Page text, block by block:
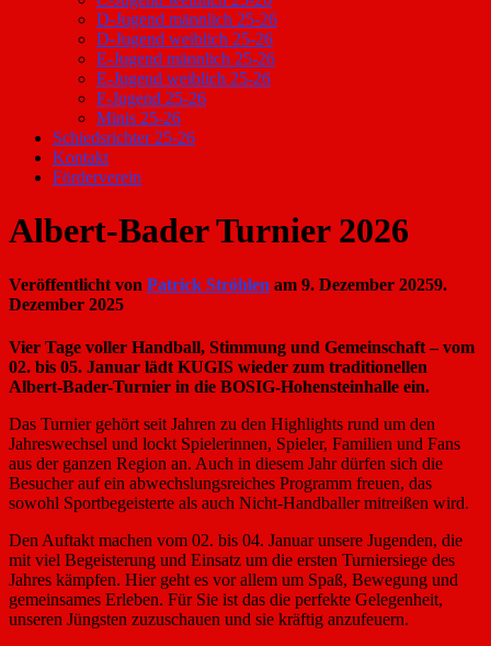
D-Jugend männlich 25-26
D-Jugend weiblich 25-26
E-Jugend männlich 25-26
E-Jugend weiblich 25-26
F-Jugend 25-26
Minis 25-26
Schiedsrichter 25-26
Kontakt
Förderverein
Albert-Bader Turnier 2026
Veröffentlicht von Patrick Ströhlen am 9. Dezember 20259.
Dezember 2025
Vier Tage voller Handball, Stimmung und Gemeinschaft – vom
02. bis 05. Januar lädt KUGIS wieder zum traditionellen
Albert-Bader-Turnier in die BOSIG-Hohensteinhalle ein.
Das Turnier gehört seit Jahren zu den Highlights rund um den
Jahreswechsel und lockt Spielerinnen, Spieler, Familien und Fans
aus der ganzen Region an. Auch in diesem Jahr dürfen sich die
Besucher auf ein abwechslungsreiches Programm freuen, das
sowohl Sportbegeisterte als auch Nicht-Handballer mitreißen wird.
Den Auftakt machen vom 02. bis 04. Januar unsere Jugenden, die
mit viel Begeisterung und Einsatz um die ersten Turniersiege des
Jahres kämpfen. Hier geht es vor allem um Spaß, Bewegung und
gemeinsames Erleben. Für Sie ist das die perfekte Gelegenheit,
unseren Jüngsten zuzuschauen und sie kräftig anzufeuern.